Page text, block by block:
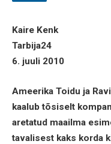
Kaire Kenk
Tarbija24
6. juuli 2010
Ameerika Toidu ja
kaalub tõsiselt
aretatud maailma
tavalisest kaks korda